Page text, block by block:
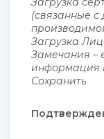
(связанные с
Загрузка
Замечания –
информация
Сохранить